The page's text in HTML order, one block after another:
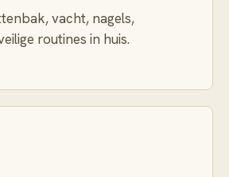
vacht, nagels,
routines in huis.